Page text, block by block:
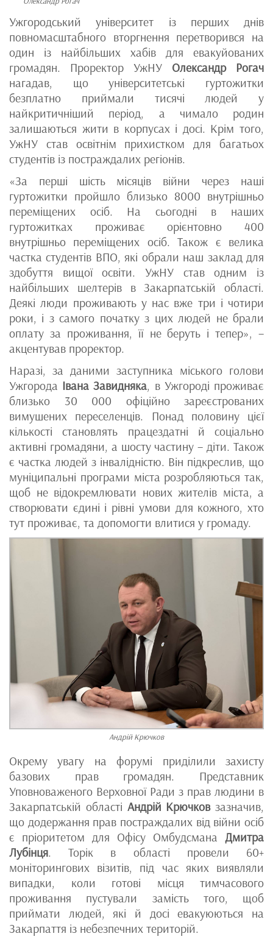
Ужгородський університет із перших днів
повномасштабного вторгнення перетворився на
один із найбільших хабів для евакуйованих
громадян. Проректор УжНУ Олександр Рогач
нагадав, що університетські гуртожитки
безплатно приймали тисячі людей у
найкритичніший період, а чимало родин
залишаються жити в корпусах і досі. Крім того,
УжНУ став освітнім прихистком для багатьох
студентів із постраждалих регіонів.
«За перші шість місяців війни через наші
гуртожитки пройшло близько 8000 внутрішньо
переміщених осіб. На сьогодні в наших
гуртожитках проживає орієнтовно 400
внутрішньо переміщених осіб. Також є велика
частка студентів ВПО, які обрали наш заклад для
здобуття вищої освіти. УжНУ став одним із
найбільших шелтерів в Закарпатській області.
Деякі люди проживають у нас вже три і чотири
роки, і з самого початку з цих людей не брали
оплату за проживання, її не беруть і тепер», –
акцентував проректор.
Наразі, за даними заступника міського голови
Ужгорода Івана Завидняка, в Ужгороді проживає
близько 30 000 офіційно зареєстрованих
вимушених переселенців. Понад половину цієї
кількості становлять працездатні й соціально
активні громадяни, а шосту частину – діти. Також
є частка людей з інвалідністю. Він підкреслив, що
муніципальні програми міста розробляються так,
щоб не відокремлювати нових жителів міста, а
створювати єдині і рівні умови для кожного, хто
тут проживає, та допомогти влитися у громаду.
Андрій Крючков
Окрему увагу на форумі приділили захисту
базових прав громадян. Представник
Уповноваженого Верховної Ради з прав людини в
Закарпатській області Андрій Крючковзазначив,
що додержання прав постраждалих від війни осіб
є пріоритетом для Офісу Омбудсмана Дмитра
Лубінця. Торік в області провели 60+
моніторингових візитів, під час яких виявляли
випадки, коли готові місця тимчасового
проживання пустували замість того, щоб
приймати людей, які й досі евакуюються на
Закарпаття із небезпечних територій.